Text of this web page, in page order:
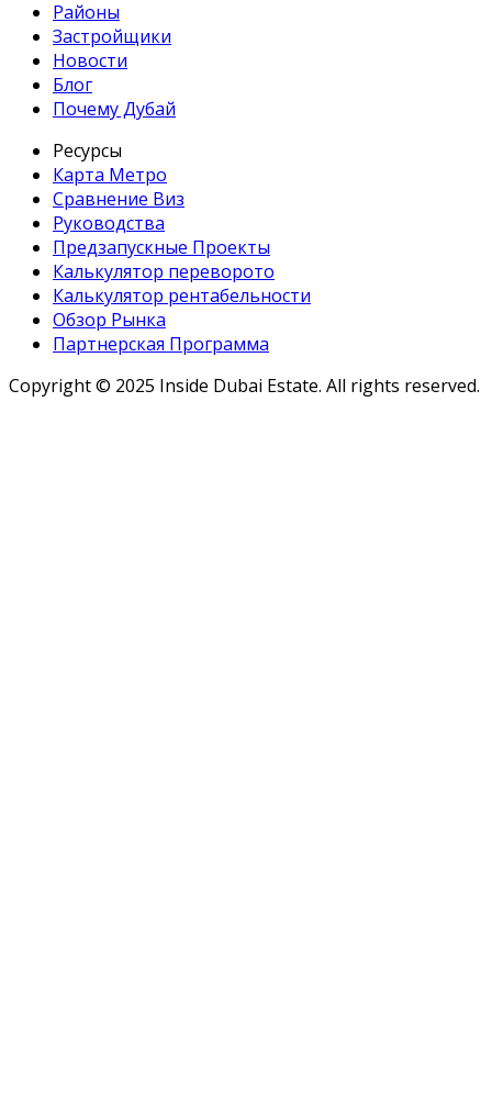
Районы
Застройщики
Новости
Блог
Почему Дубай
Ресурсы
Карта Метро
Сравнение Виз
Руководства
Предзапускные Проекты
Калькулятор переворото
Калькулятор рентабельности
Обзор Рынка
Партнерская Программа
Copyright © 2025 Inside Dubai Estate. All rights reserved.